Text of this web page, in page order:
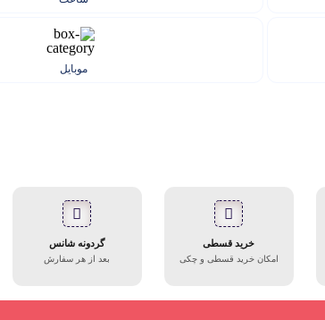
موبایل
خرید قسطی
امکان خرید قسطی و چکی
گردونه شانس
بعد از هر سفارش